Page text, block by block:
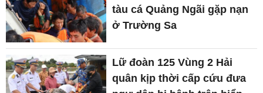
tàu cá Quảng Ngãi gặp nạn
ở Trường Sa
Lữ đoàn 125 Vùng 2 Hải
quân kịp thời cấp cứu đưa